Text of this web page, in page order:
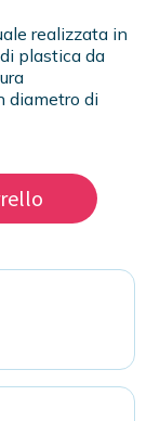
realizzata in
plastica da
diametro di